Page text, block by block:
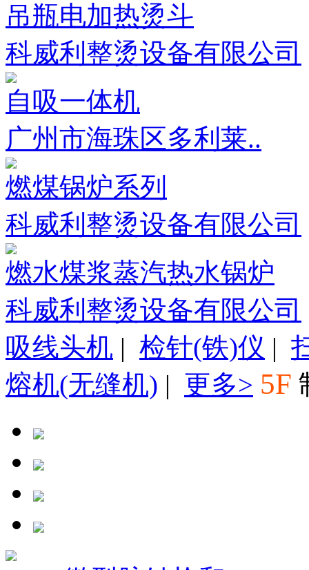
吊瓶电加热烫斗
科威利整烫设备有限公司
自吸一体机
广州市海珠区多利莱..
燃煤锅炉系列
科威利整烫设备有限公司
燃水煤浆蒸汽热水锅炉
科威利整烫设备有限公司
吸线头机 | 检针(铁)仪 |
熔机(无缝机) | 更多> 5F